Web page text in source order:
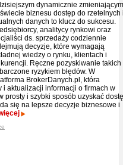
dynamicznie zmieniającym
biznesu dostęp do rzetelnych
danych to klucz do sukcesu.
analitycy rynkowi oraz
ds. sprzedaży codziennie
decyzje, które wymagają
wiedzy o rynku, klientach i
Ręczne pozyskiwanie takich
ryzykiem błędów. W
BrokerDanych.pl, która
aktualizacji informacji o firmach w
prosty i szybki sposób uzyskać
się na lepsze decyzje biznesowe i